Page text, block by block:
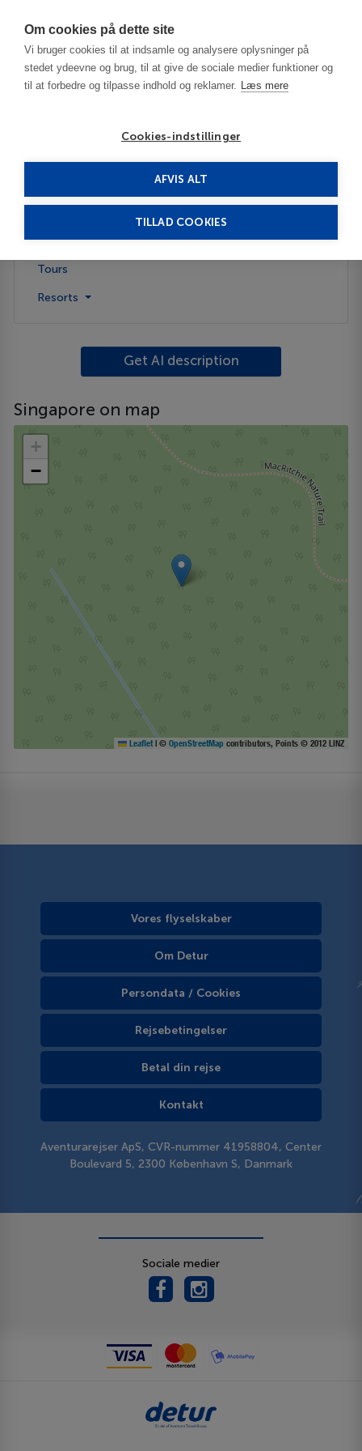
Om cookies på dette site
Vi bruger cookies til at indsamle og analysere oplysninger på
stedet ydeevne og brug, til at give de sociale medier funktioner og
til at forbedre og tilpasse indhold og reklamer. Læs mere
Cookies-indstillinger
AFVIS ALT
TILLAD COOKIES
About the country
Tours
Resorts
Get AI description
Singapore on map
+
−
Leaflet |© OpenStreetMap contributors, Points © 2012 LINZ
Vores flyselskaber
Om Detur
Persondata / Cookies
Rejsebetingelser
Betal din rejse
Kontakt
Aventurarejser ApS, CVR-nummer 41958804, Center
Boulevard 5, 2300 København S, Danmark
Sociale medier